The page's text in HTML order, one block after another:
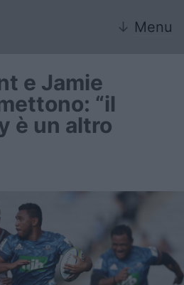
↓ Menu
e Jamie
“il
è un altro